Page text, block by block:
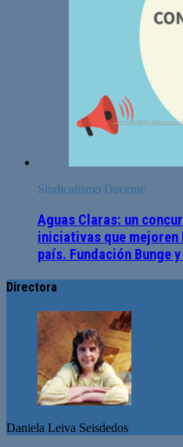
Sindicalismo Docente
Aguas Claras: un
iniciativas que mejoren
país. Fundación Bunge
Directora
Daniela Leiva Seisdedos